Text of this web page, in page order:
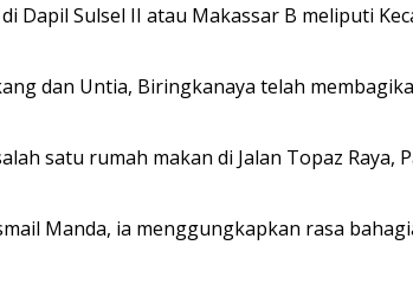
Dapil Sulsel II atau Makassar B meliputi
dan Untia, Biringkanaya telah
satu rumah makan di Jalan Topaz
Manda, ia menggungkapkan rasa